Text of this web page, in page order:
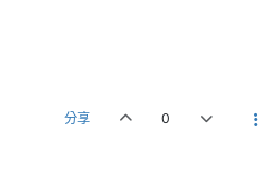
分享 0